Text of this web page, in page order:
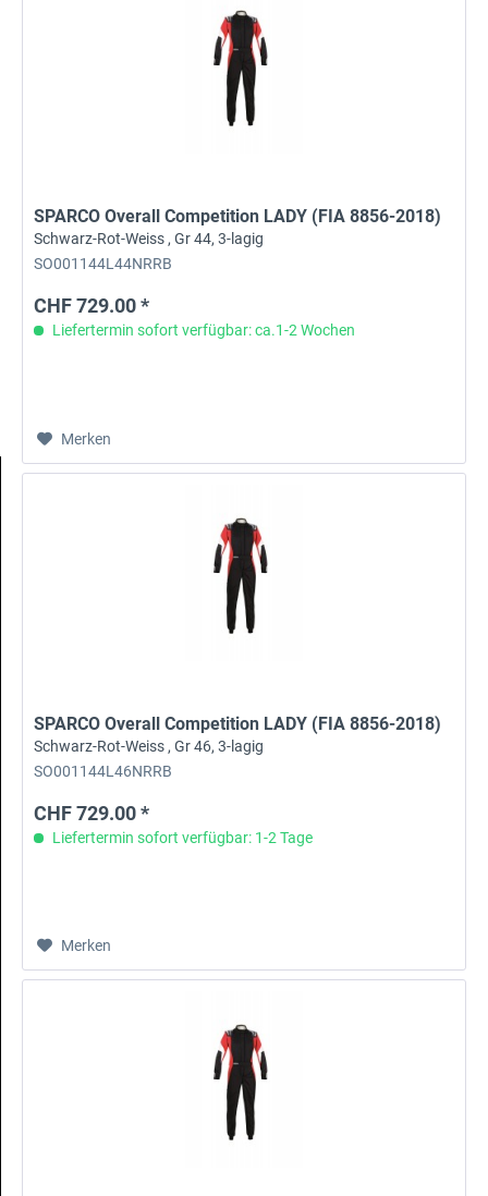
SPARCO Overall Competition LADY (FIA 8856-2018)
Schwarz-Rot-Weiss , Gr 44, 3-lagig
SO001144L44NRRB
CHF 729.00 *
Liefertermin sofort verfügbar: ca.1-2 Wochen
Merken
SPARCO Overall Competition LADY (FIA 8856-2018)
Schwarz-Rot-Weiss , Gr 46, 3-lagig
SO001144L46NRRB
CHF 729.00 *
Liefertermin sofort verfügbar: 1-2 Tage
Merken